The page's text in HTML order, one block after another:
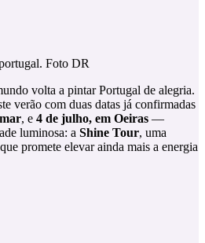
Foto DR
volta a pintar Portugal de alegria.
verão com duas datas já confirmadas
, e 4 de julho, em Oeiras —
luminosa: a Shine Tour, uma
promete elevar ainda mais a energia